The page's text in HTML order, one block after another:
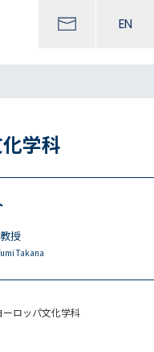
EN
学科
教授
Takana
ロッパ文化学科